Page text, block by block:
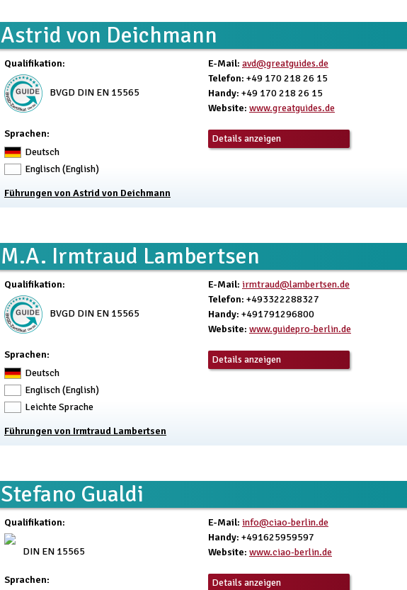
Astrid von Deichmann
Qualifikation:
BVGD DIN EN 15565
Sprachen:
Deutsch
Englisch (English)
E-Mail: avd@greatguides.de
Telefon: +49 170 218 26 15
Handy: +49 170 218 26 15
Website: www.greatguides.de
Details anzeigen
Führungen von Astrid von Deichmann
M.A. Irmtraud Lambertsen
Qualifikation:
BVGD DIN EN 15565
Sprachen:
Deutsch
Englisch (English)
Leichte Sprache
E-Mail: irmtraud@lambertsen.de
Telefon: +493322288327
Handy: +491791296800
Website: www.guidepro-berlin.de
Details anzeigen
Führungen von Irmtraud Lambertsen
Stefano Gualdi
Qualifikation:
DIN EN 15565
Sprachen:
E-Mail: info@ciao-berlin.de
Handy: +491625959597
Website: www.ciao-berlin.de
Details anzeigen